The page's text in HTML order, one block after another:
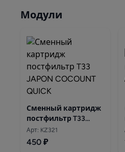
Модули
Сменный картридж
постфильтр T33
JAPON COCOUNT
QUICK
Арт: KZ321
450 ₽